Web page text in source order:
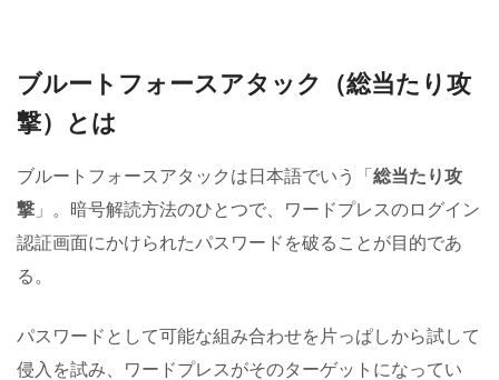
ブルートフォースアタック（総当たり攻
撃）とは
ブルートフォースアタックは日本語でいう「 総当たり攻
撃 」。暗号解読方法のひとつで、ワードプレスのログイン
認証画面にかけられたパスワードを破ることが目的であ
る。
パスワードとして可能な組み合わせを片っぱしから試して
侵入を試み、ワードプレスがそのターゲットになってい